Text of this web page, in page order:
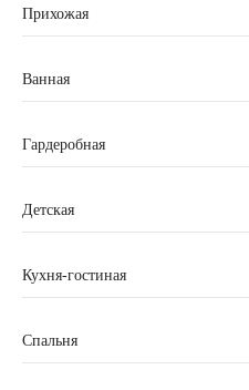
Прихожая
Ванная
Гардеробная
Детская
Кухня-гостиная
Спальня